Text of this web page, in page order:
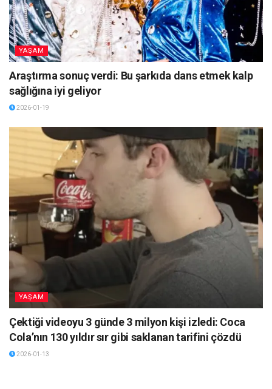
YAŞAM
Araştırma sonuç verdi: Bu şarkıda dans etmek kalp
sağlığına iyi geliyor
2026-01-19
YAŞAM
Çektiği videoyu 3 günde 3 milyon kişi izledi: Coca
Cola’nın 130 yıldır sır gibi saklanan tarifini çözdü
2026-01-13